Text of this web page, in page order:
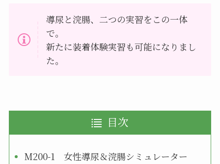
導尿と浣腸、二つの実習をこの一体
で。
新たに装着体験実習も可能になりまし
た。
目次
M200-1 女性導尿＆浣腸シミュレーター